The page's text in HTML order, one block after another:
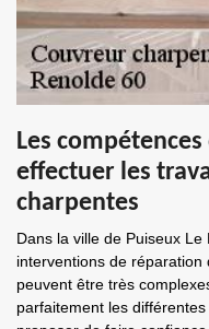
Les
effectuer les
charpentes
Dans la ville de Puiseux
interventions de
peuvent être très
parfaitement les